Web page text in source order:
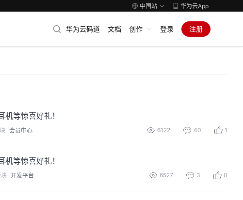
中国站 华为云App
华为云码道 文档 创作 登录 注册
等惊喜好礼！
会员中心 6122 40 1
等惊喜好礼！
开发平台 6527 3 0